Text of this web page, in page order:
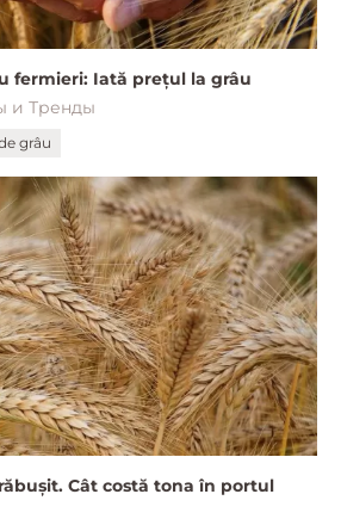
fermieri: Iată prețul la grâu
и Тренды
grâu
Cât costă tona în portul